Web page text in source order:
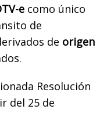
e como único
de
de origen
Resolución
del 25 de